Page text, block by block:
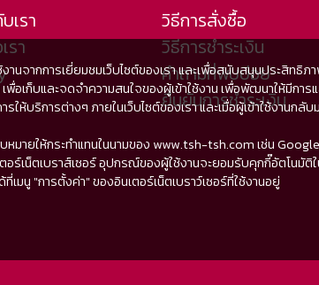
เรา
รา
วิธีการสั่งซื้อ
วิธีการชำระเงิน
คำถามที่พบบ่อย
ยืนยันการชำระเงิน
ากการเยี่ยมชมเว็บไซต์ของเรา และเพื่อสนับสนุนประสิทธิภา
พื่อเก็บและจดจำความสนใจของผู้เข้าใช้งาน เพื่อพัฒนาให้มี
ริการต่างๆ ภายในเว็บไซต์ของเรา และเมื่อผู้เข้าใช้งานกลั
มายให้กระทำแทนในนามของ www.tsh-tsh.com เช่น
เน็ตเบราส์เซอร์ อุปกรณ์ของผู้ใช้งานจะยอมรับคุกกี๊อัตโนมัติใ
มนู "การตั้งค่า" ของอินเตอร์เน็ตเบราว์เซอร์ที่ใช้งานอยู่